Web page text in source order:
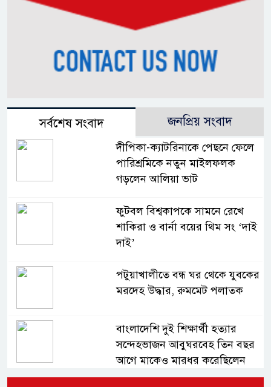
সর্বশেষ সংবাদ জনপ্রিয় সংবাদ
দীপিকা-ক্যাটরিনাকে পেছনে ফেলে
পারিশ্রমিকে নতুন মাইলফলক
গড়লেন আলিয়া ভাট
ফুটবল বিশ্বকাপকে সামনে রেখে
শাকিরা ও বার্না বয়ের থিম সং ‘দাই
দাই’
পটুয়াখালীতে বন্ধ ঘর থেকে যুবকের
মরদেহ উদ্ধার, রুমমেট পলাতক
বাংলাদেশি দুই শিক্ষার্থী হত্যার
সন্দেহভাজন আবুঘরবেহ তিন বছর
আগে মাকেও মারধর করেছিলেন